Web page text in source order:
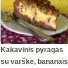
Kakavinis pyragas
su varške, bananais